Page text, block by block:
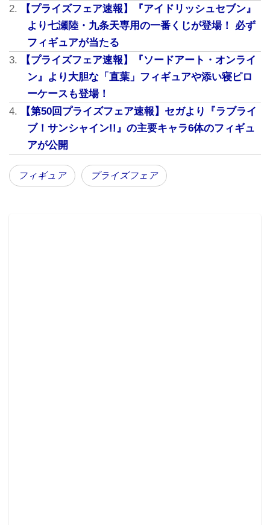
れ-』の「夕立改二」「翔鶴改二」「Saratoga」のフィ
ギュアが展示されていた。写真で紹介したい。
【プライズフェア速報】『アイドリッシュセブン』
より七瀬陸・九条天専用の一番くじが登場！ 必ず
フィギュアが当たる
【プライズフェア速報】『ソードアート・オンライ
ン』より大胆な「直葉」フィギュアや添い寝ピロ
ーケースも登場！
【第50回プライズフェア速報】セガより『ラブライ
ブ！サンシャイン!!』の主要キャラ6体のフィギュ
アが公開
フィギュア プライズフェア